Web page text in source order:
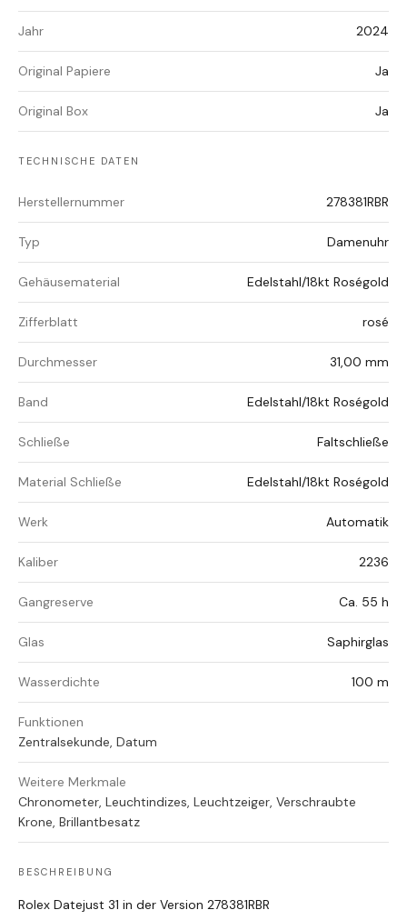
Jahr 2024
Original Papiere Ja
Original Box Ja
TECHNISCHE DATEN
Herstellernummer 278381RBR
Typ Damenuhr
Gehäusematerial Edelstahl/18kt Roségold
Zifferblatt rosé
Durchmesser 31,00 mm
Band Edelstahl/18kt Roségold
Schließe Faltschließe
Material Schließe Edelstahl/18kt Roségold
Werk Automatik
Kaliber 2236
Gangreserve Ca. 55 h
Glas Saphirglas
Wasserdichte 100 m
Funktionen
Zentralsekunde, Datum
Weitere Merkmale
Chronometer, Leuchtindizes, Leuchtzeiger, Verschraubte
Krone, Brillantbesatz
BESCHREIBUNG
Rolex Datejust 31 in der Version 278381RBR